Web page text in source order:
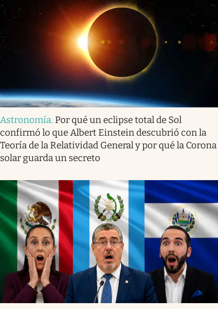
Astronomía. Por qué un eclipse total de Sol
confirmó lo que Albert Einstein descubrió con la
Teoría de la Relatividad General y por qué la Corona
solar guarda un secreto